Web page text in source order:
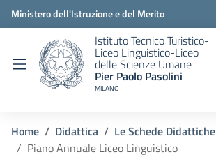
Ministero dell'Istruzione e del Merito
Istituto Tecnico Turistico-
Liceo Linguistico-Liceo
delle Scienze Umane
Pier Paolo Pasolini
MILANO
Home Didattica
Le Schede Didattiche
Piano Annuale Liceo Linguistico